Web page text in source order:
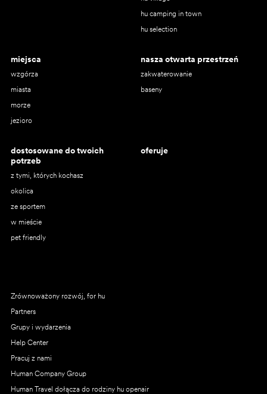
hu camping in town
hu selection
miejsca
wzgórza
miasta
morze
jezioro
nasza otwarta przestrzeń
zakwaterowanie
baseny
dostosowane do twoich
potrzeb
z tymi, których kochasz
okolica
ze sportem
w mieście
pet friendly
oferuje
Zrównoważony rozwój, for hu
Partners
Grupy i wydarzenia
Help Center
Pracuj z nami
Human Company Group
Human Travel dołącza do rodziny hu openair